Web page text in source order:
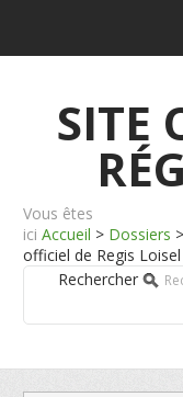
SITE
Vous êtes
ici Accueil > Dossiers >
officiel de Regis Loisel
Rechercher